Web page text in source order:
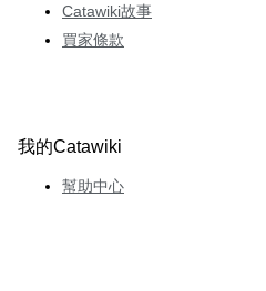
Catawiki故事
買家條款
我的Catawiki
幫助中心